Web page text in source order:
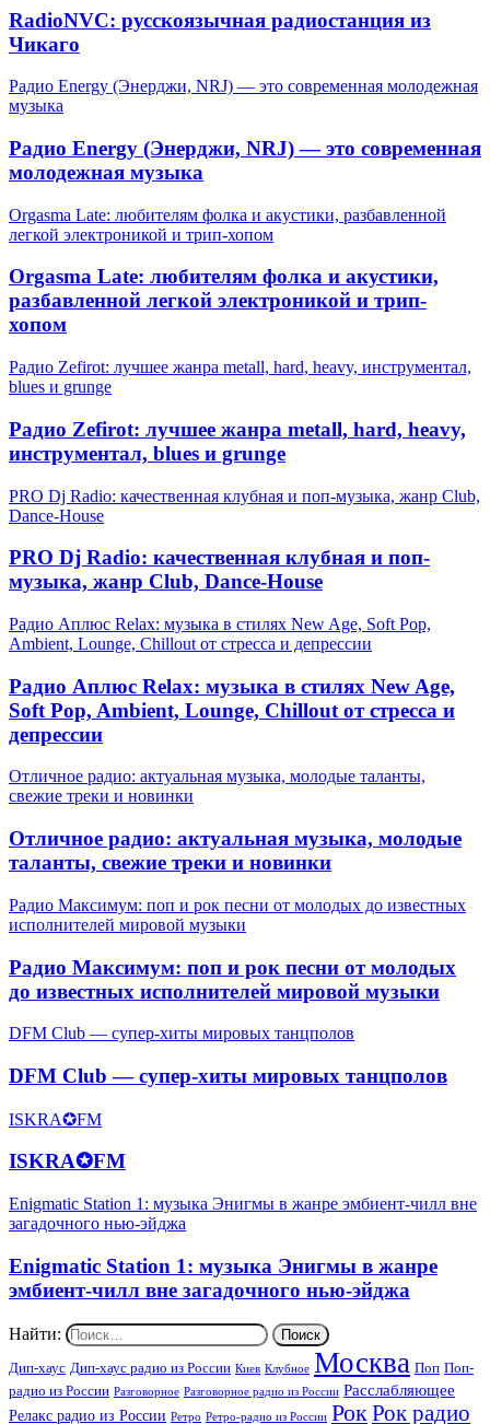
RadioNVC: русскоязычная радиостанция из
Чикаго
Радио Energy (Энерджи, NRJ) — это современная молодежная
музыка
Радио Energy (Энерджи, NRJ) — это современная
молодежная музыка
Orgasma Late: любителям фолка и акустики, разбавленной
легкой электроникой и трип-хопом
Orgasma Late: любителям фолка и акустики,
разбавленной легкой электроникой и трип-
хопом
Радио Zefirot: лучшее жанра metall, hard, heavy, инструментал,
blues и grunge
Радио Zefirot: лучшее жанра metall, hard, heavy,
инструментал, blues и grunge
PRO Dj Radio: качественная клубная и поп-музыка, жанр Club,
Dance-House
PRO Dj Radio: качественная клубная и поп-
музыка, жанр Club, Dance-House
Радио Аплюс Relax: музыка в стилях New Age, Soft Pop,
Ambient, Lounge, Chillout от стресса и депрессии
Радио Аплюс Relax: музыка в стилях New Age,
Soft Pop, Ambient, Lounge, Chillout от стресса и
депрессии
Отличное радио: актуальная музыка, молодые таланты,
свежие треки и новинки
Отличное радио: актуальная музыка, молодые
таланты, свежие треки и новинки
Радио Максимум: поп и рок песни от молодых до известных
исполнителей мировой музыки
Радио Максимум: поп и рок песни от молодых
до известных исполнителей мировой музыки
DFM Club — супер-хиты мировых танцполов
DFM Club — супер-хиты мировых танцполов
ISKRA✪FM
ISKRA✪FM
Enigmatic Station 1: музыка Энигмы в жанре эмбиент-чилл вне
загадочного нью-эйджа
Enigmatic Station 1: музыка Энигмы в жанре
эмбиент-чилл вне загадочного нью-эйджа
Найти:
Дип-хаус Дип-хаус радио из России Киев Клубное Москва Поп Поп-
радио из России Разговорное Разговорное радио из России Расслабляющее
Релакс радио из России Ретро Ретро-радио из России Рок Рок радио